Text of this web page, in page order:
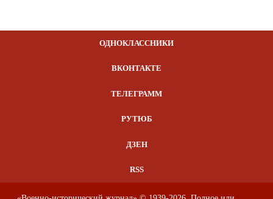
ОДНОКЛАССНИКИ
ВКОНТАКТЕ
ТЕЛЕГРАММ
РУТЮБ
ДЗЕН
RSS